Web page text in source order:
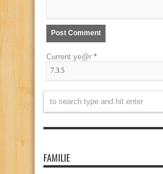
Current ye@r *
FAMILIE